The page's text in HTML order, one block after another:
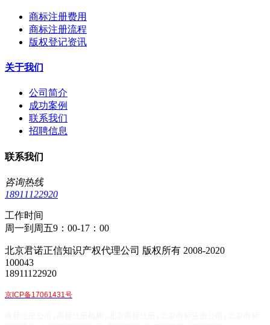
商标注册费用
商标注册流程
版权登记资讯
关于我们
公司简介
成功案例
联系我们
招聘信息
联系我们
咨询热线
18911122920
工作时间
周一到周五9：00-17：00
北京君诺正信知识产权代理公司 版权所有 2008-2020
100043
18911122920
京ICP备17061431号